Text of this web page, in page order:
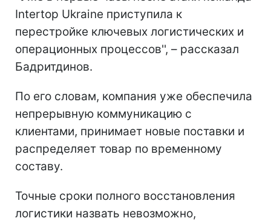
Intertop Ukraine приступила к
перестройке ключевых логистических и
операционных процессов'', – рассказал
Бадритдинов.
По его словам, компания уже обеспечила
непрерывную коммуникацию с
клиентами, принимает новые поставки и
распределяет товар по временному
составу.
Точные сроки полного восстановления
логистики назвать невозможно,